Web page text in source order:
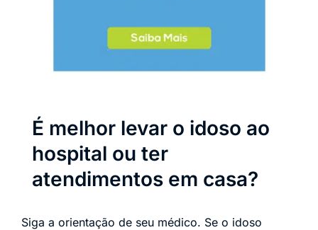
É melhor levar o idoso ao
hospital ou ter
atendimentos em casa?
Siga a orientação de seu médico. Se o idoso